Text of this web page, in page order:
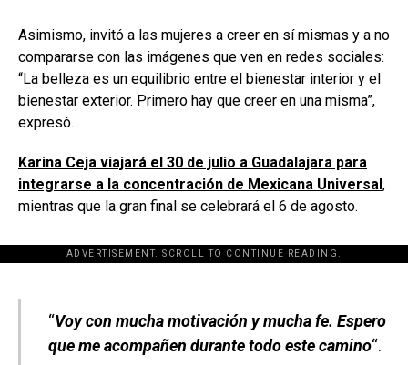
Asimismo, invitó a las mujeres a creer en sí mismas y a no
compararse con las imágenes que ven en redes sociales:
“La belleza es un equilibrio entre el bienestar interior y el
bienestar exterior. Primero hay que creer en una misma”,
expresó.
Karina Ceja viajará el 30 de julio a Guadalajara para
integrarse a la concentración de Mexicana Universal ,
mientras que la gran final se celebrará el 6 de agosto.
ADVERTISEMENT. SCROLL TO CONTINUE READING.
[adsforwp id="243463"]
“Voy con mucha motivación y mucha fe. Espero
que me acompañen durante todo este camino“.